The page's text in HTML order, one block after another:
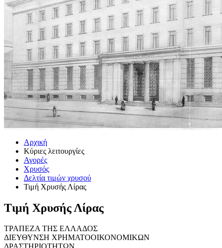
Αρχική
Κύριες λειτουργίες
Αγορές
Χρυσός
Δελτία τιμών χρυσού
Τιμή Χρυσής Λίρας
Τιμή Χρυσής Λίρας
ΤΡΑΠΕΖΑ ΤΗΣ ΕΛΛΑΔΟΣ
ΔΙΕΥΘΥΝΣΗ ΧΡΗΜΑΤΟΟΙΚΟΝΟΜΙΚΩΝ